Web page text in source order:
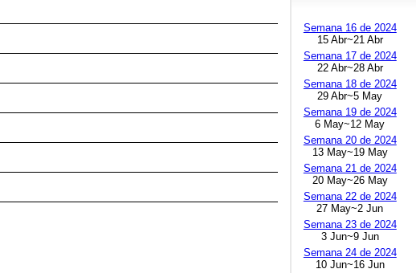
Semana 16 de 2024
15 Abr~21 Abr
Semana 17 de 2024
22 Abr~28 Abr
Semana 18 de 2024
29 Abr~5 May
Semana 19 de 2024
6 May~12 May
Semana 20 de 2024
13 May~19 May
Semana 21 de 2024
20 May~26 May
Semana 22 de 2024
27 May~2 Jun
Semana 23 de 2024
3 Jun~9 Jun
Semana 24 de 2024
10 Jun~16 Jun